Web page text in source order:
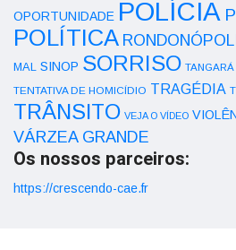
OPORTUNIDADE POLÍCIA
POLÍTICA
MAL SINOP SORRISO
TENTATIVA DE HOMICÍDIO TRAGÉDIA
TRÂNSITO VEJA O VÍDEO
VÁRZEA GRANDE
Os nossos parceiros:
https://crescendo-cae.fr